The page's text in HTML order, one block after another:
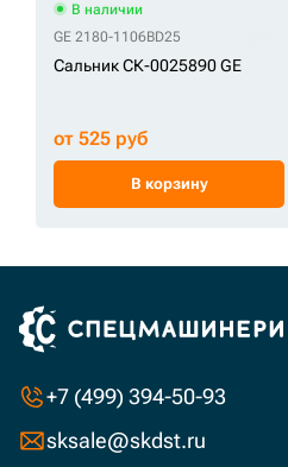
В наличии
GE 2180-1106BD25
Сальник СК-0025890 GE
от 525 руб
В корзину
+7 (499) 394-50-93
sksale@skdst.ru